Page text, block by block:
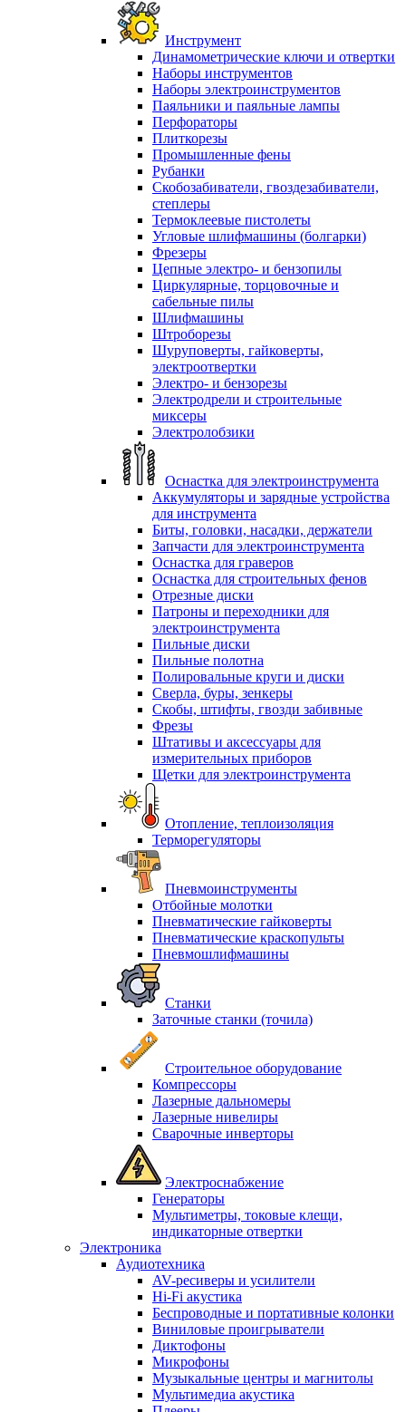
Инструмент
Динамометрические ключи и отвертки
Наборы инструментов
Наборы электроинструментов
Паяльники и паяльные лампы
Перфораторы
Плиткорезы
Промышленные фены
Рубанки
Скобозабиватели, гвоздезабиватели,
степлеры
Термоклеевые пистолеты
Угловые шлифмашины (болгарки)
Фрезеры
Цепные электро- и бензопилы
Циркулярные, торцовочные и
сабельные пилы
Шлифмашины
Штроборезы
Шуруповерты, гайковерты,
электроотвертки
Электро- и бензорезы
Электродрели и строительные
миксеры
Электролобзики
Оснастка для электроинструмента
Аккумуляторы и зарядные устройства
для инструмента
Биты, головки, насадки, держатели
Запчасти для электроинструмента
Оснастка для граверов
Оснастка для строительных фенов
Отрезные диски
Патроны и переходники для
электроинструмента
Пильные диски
Пильные полотна
Полировальные круги и диски
Сверла, буры, зенкеры
Скобы, штифты, гвозди забивные
Фрезы
Штативы и аксессуары для
измерительных приборов
Щетки для электроинструмента
Отопление, теплоизоляция
Терморегуляторы
Пневмоинструменты
Отбойные молотки
Пневматические гайковерты
Пневматические краскопульты
Пневмошлифмашины
Станки
Заточные станки (точила)
Строительное оборудование
Компрессоры
Лазерные дальномеры
Лазерные нивелиры
Сварочные инверторы
Электроснабжение
Генераторы
Мультиметры, токовые клещи,
индикаторные отвертки
Электроника
Аудиотехника
AV-ресиверы и усилители
Hi-Fi акустика
Беспроводные и портативные колонки
Виниловые проигрыватели
Диктофоны
Микрофоны
Музыкальные центры и магнитолы
Мультимедиа акустика